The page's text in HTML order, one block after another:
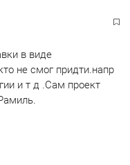
в виде
не смог придти.напр
и т д .Сам проект